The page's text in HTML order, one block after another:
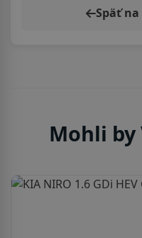
Späť
Mohli by